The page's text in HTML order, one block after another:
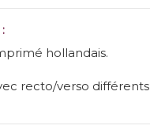
hollandais.
recto/verso différents